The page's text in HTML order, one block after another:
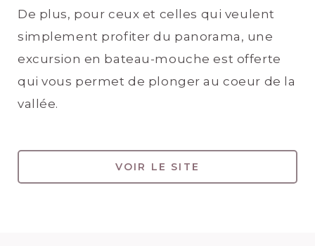
De plus, pour ceux et celles qui veulent
simplement profiter du panorama, une
excursion en bateau-mouche est offerte
qui vous permet de plonger au coeur de la
vallée.
VOIR LE SITE